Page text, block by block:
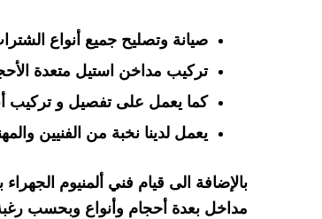
صيانة وتصليح جميع أنواع
تركيب مداخن استيل متعدة
كما يعمل على تفصيل و تركيب
يعمل لدينا نخبة من الفنيين
بالإضافة الى قيام فني ألمنيوم
مداخل بعدة أحجام وأنواع وبحسب